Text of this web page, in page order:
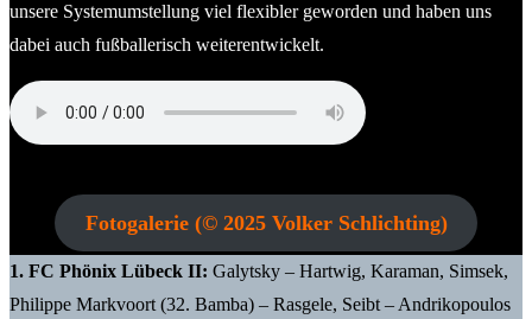
unsere Systemumstellung viel flexibler geworden und haben uns
dabei auch fußballerisch weiterentwickelt.
Fotogalerie (© 2025 Volker Schlichting)
1. FC Phönix Lübeck II: Galytsky – Hartwig, Karaman, Simsek,
Philippe Markvoort (32. Bamba) – Rasgele, Seibt – Andrikopoulos